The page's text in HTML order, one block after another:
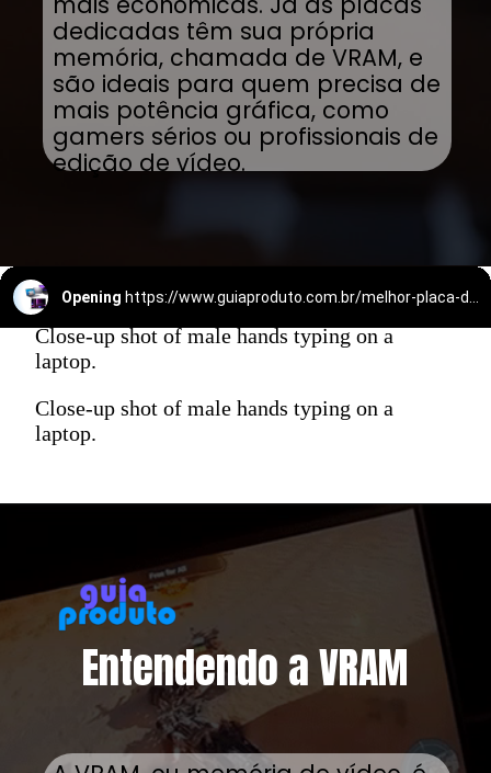
dedicadas têm sua própria
memória, chamada de VRAM, e
são ideais para quem precisa de
mais potência gráfica, como
gamers sérios ou profissionais de
edição de vídeo.
Opening https://www.guiaproduto.com.br/melhor-placa-de-video-para-notebook/
Close-up shot of male hands typing on a
laptop.
Close-up shot of male hands typing on a
laptop.
Entendendo a VRAM